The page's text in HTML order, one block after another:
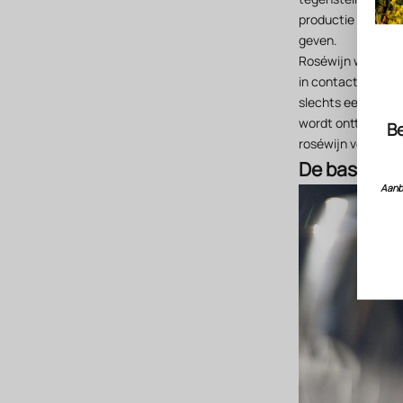
productie van
geven.
Roséwijn wordt
in contact blijven
slechts een paar
wordt onttrokken
roséwijn verklaart
De